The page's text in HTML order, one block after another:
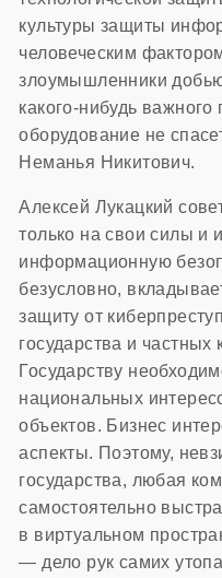
культуры защиты
человеческим
злоумышленники
какого-нибудь важного
оборудование не
Неманья Никитович.
Алексей Лукацкий
только на свои силы и
информационную
безусловно,
защиту от
государства и
Государству
национальных
объектов. Бизнес
аспекты. Поэтому,
государства, любая
самостоятельно
в виртуальном
— дело рук самих